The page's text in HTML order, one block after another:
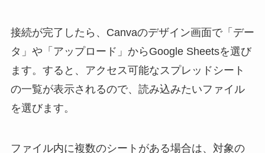
接続が完了したら、Canvaのデザイン画面で「デー
タ」や「アップロード」からGoogle Sheetsを選び
ます。すると、アクセス可能なスプレッドシート
の一覧が表示されるので、読み込みたいファイル
を選びます。
ファイル内に複数のシートがある場合は、対象の